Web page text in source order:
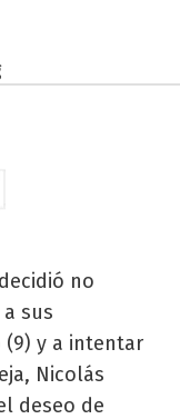
no
sus
(9) y a intentar
Nicolás
deseo de